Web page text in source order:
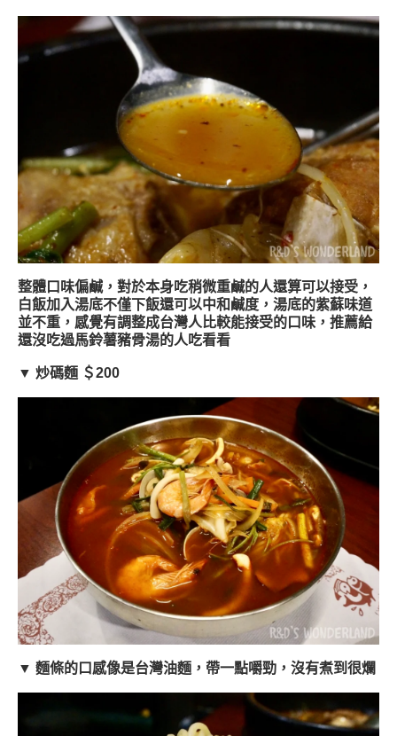
整體口味偏鹹，對於本身吃稍微重鹹的人還算可以接受，
白飯加入湯底不僅下飯還可以中和鹹度，湯底的紫蘇味道
並不重，感覺有調整成台灣人比較能接受的口味，推薦給
還沒吃過馬鈴薯豬骨湯的人吃看看
▼ 炒碼麵 ＄200
▼ 麵條的口感像是台灣油麵，帶一點嚼勁，沒有煮到很爛